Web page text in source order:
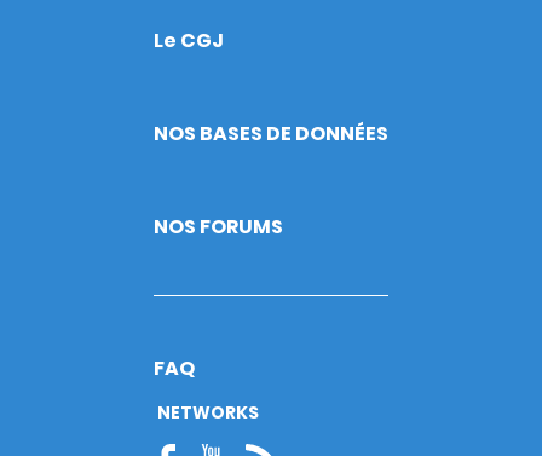
Footer
Le CGJ
NOS BASES DE DONNÉES
NOS FORUMS
FAQ
NETWORKS